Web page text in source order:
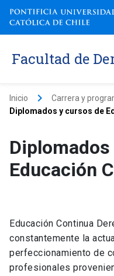
Facultad de
Inicio keyboard_arrow_right Carrera y
Diplomados y cursos de
Educación
Educación Continua
constantemente la
perfeccionamiento de
profesionales